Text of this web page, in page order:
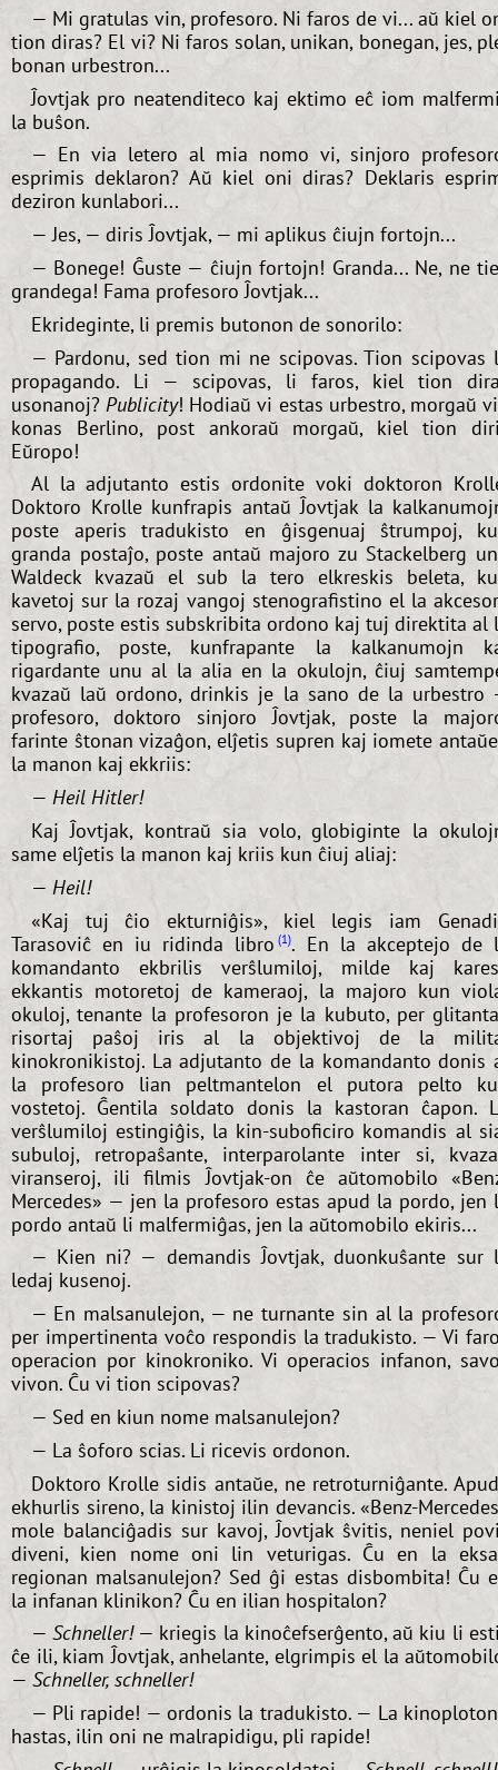
— Mi gratulas vin, profesoro. Ni faros de vi... aŭ kiel
tion diras? El vi? Ni faros solan, unikan, bonegan, jes,
bonan urbestron...
Ĵovtjak pro neatenditeco kaj ektimo eĉ iom
la buŝon.
— En via letero al mia nomo vi, sinjoro
esprimis deklaron? Aŭ kiel oni diras? Deklaris
deziron kunlabori...
— Jes, — diris Ĵovtjak, — mi aplikus ĉiujn fortojn...
— Bonege! Ĝuste — ĉiujn fortojn! Granda... Ne, ne
grandega! Fama profesoro Ĵovtjak...
Ekrideginte, li premis butonon de sonorilo:
— Pardonu, sed tion mi ne scipovas. Tion scipovas
propagando. Li — scipovas, li faros, kiel tion
usonanoj?Publicity! Hodiaŭ vi estas urbestro, morgaŭ
konas Berlino, post ankoraŭ morgaŭ, kiel tion
Eŭropo!
Al la adjutanto estis ordonite voki doktoron
Doktoro Krolle kunfrapis antaŭ Ĵovtjak la
poste aperis tradukisto en ĝisgenuaj ŝtrumpoj,
granda postaĵo, poste antaŭ majoro zu Stackelberg
Waldeck kvazaŭ el sub la tero elkreskis beleta,
kavetoj sur la rozaj vangoj stenografistino el la
servo, poste estis subskribita ordono kaj tuj direktita al
tipografio, poste, kunfrapante la kalkanumojn
rigardante unu al la alia en la okulojn, ĉiuj
kvazaŭ laŭ ordono, drinkis je la sano de la urbestro
profesoro, doktoro sinjoro Ĵovtjak, poste la
farinte ŝtonan vizaĝon, elĵetis supren kaj iomete
la manon kaj ekkriis:
— Heil Hitler!
Kaj Ĵovtjak, kontraŭ sia volo, globiginte la
same elĵetis la manon kaj kriis kun ĉiuj aliaj:
— Heil!
«Kaj tuj ĉio ekturniĝis», kiel legis iam
Tarasoviĉ en iu ridinda libro 1 . En la akceptejo de
komandanto ekbrilis verŝlumiloj, milde kaj
ekkantis motoretoj de kameraoj, la majoro kun
okuloj, tenante la profesoron je la kubuto, per
risortaj paŝoj iris al la objektivoj de la
kinokronikistoj. La adjutanto de la komandanto donis
la profesoro lian peltmantelon el putora pelto
vostetoj. Ĝentila soldato donis la kastoran ĉapon.
verŝlumiloj estingiĝis, la kin-suboficiro komandis al
subuloj, retropaŝante, interparolante inter si,
viranseroj, ili filmis Ĵovtjak-on ĉe aŭtomobilo
Mercedes» — jen la profesoro estas apud la pordo, jen
pordo antaŭ li malfermiĝas, jen la aŭtomobilo ekiris...
— Kien ni? — demandis Ĵovtjak, duonkuŝante sur
ledaj kusenoj.
— En malsanulejon, — ne turnante sin al la
per impertinenta voĉo respondis la tradukisto. — Vi
operacion por kinokroniko. Vi operacios infanon,
vivon. Ĉu vi tion scipovas?
— Sed en kiun nome malsanulejon?
— La ŝoforo scias. Li ricevis ordonon.
Doktoro Krolle sidis antaŭe, ne retroturniĝante.
ekhurlis sireno, la kinistoj ilin devancis. «Benz-
mole balanciĝadis sur kavoj, Ĵovtjak ŝvitis, neniel
diveni, kien nome oni lin veturigas. Ĉu en la
regionan malsanulejon? Sed ĝi estas disbombita! Ĉu
la infanan klinikon? Ĉu en ilian hospitalon?
— Schneller!— kriegis la kinoĉefserĝento, aŭ kiu li
ĉe ili, kiam Ĵovtjak, anhelante, elgrimpis el la
— Schneller, schneller!
— Pli rapide! — ordonis la tradukisto. — La
hastas, ilin oni ne malrapidigu, pli rapide!